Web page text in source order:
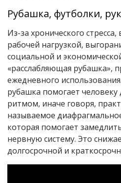
Рубашка, футболки,
Из-за хронического
рабочей нагрузкой,
социальной и
«расслабляющая рубашка»,
ежедневного
рубашка помогает
ритмом, иначе говоря,
называемое
которая помогает
нервную систему. Это
долгосрочной и